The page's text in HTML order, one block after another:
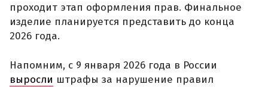
проходит этап оформления прав. Финальное
изделие планируется представить до конца
2026 года.
Напомним, с 9 января 2026 года в России
выросли штрафы за нарушение правил